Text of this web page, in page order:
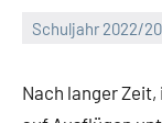
Schuljahr 2022/
Nach langer